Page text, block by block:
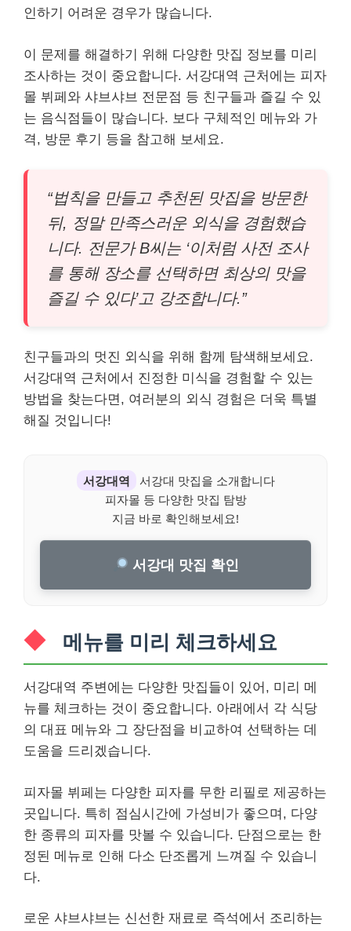
인하기 어려운 경우가 많습니다.
이 문제를 해결하기 위해 다양한 맛집 정보를 미리
조사하는 것이 중요합니다. 서강대역 근처에는 피자
몰 뷔페와 샤브샤브 전문점 등 친구들과 즐길 수 있
는 음식점들이 많습니다. 보다 구체적인 메뉴와 가
격, 방문 후기 등을 참고해 보세요.
“법칙을 만들고 추천된 맛집을 방문한
뒤, 정말 만족스러운 외식을 경험했습
니다. 전문가 B씨는 ‘이처럼 사전 조사
를 통해 장소를 선택하면 최상의 맛을
즐길 수 있다’고 강조합니다.”
친구들과의 멋진 외식을 위해 함께 탐색해보세요.
서강대역 근처에서 진정한 미식을 경험할 수 있는
방법을 찾는다면, 여러분의 외식 경험은 더욱 특별
해질 것입니다!
서강대역
서강대 맛집을 소개합니다
피자몰 등 다양한 맛집 탐방
지금 바로 확인해보세요!
서강대 맛집 확인
메뉴를 미리 체크하세요
서강대역 주변에는 다양한 맛집들이 있어, 미리 메
뉴를 체크하는 것이 중요합니다. 아래에서 각 식당
의 대표 메뉴와 그 장단점을 비교하여 선택하는 데
도움을 드리겠습니다.
피자몰 뷔페는 다양한 피자를 무한 리필로 제공하는
곳입니다. 특히 점심시간에 가성비가 좋으며, 다양
한 종류의 피자를 맛볼 수 있습니다. 단점으로는 한
정된 메뉴로 인해 다소 단조롭게 느껴질 수 있습니
다.
로운 샤브샤브는 신선한 재료로 즉석에서 조리하는